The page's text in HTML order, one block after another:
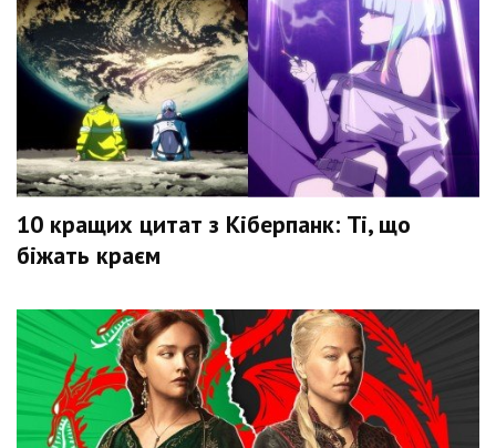
10 кращих цитат з Кіберпанк: Ті, що
біжать краєм